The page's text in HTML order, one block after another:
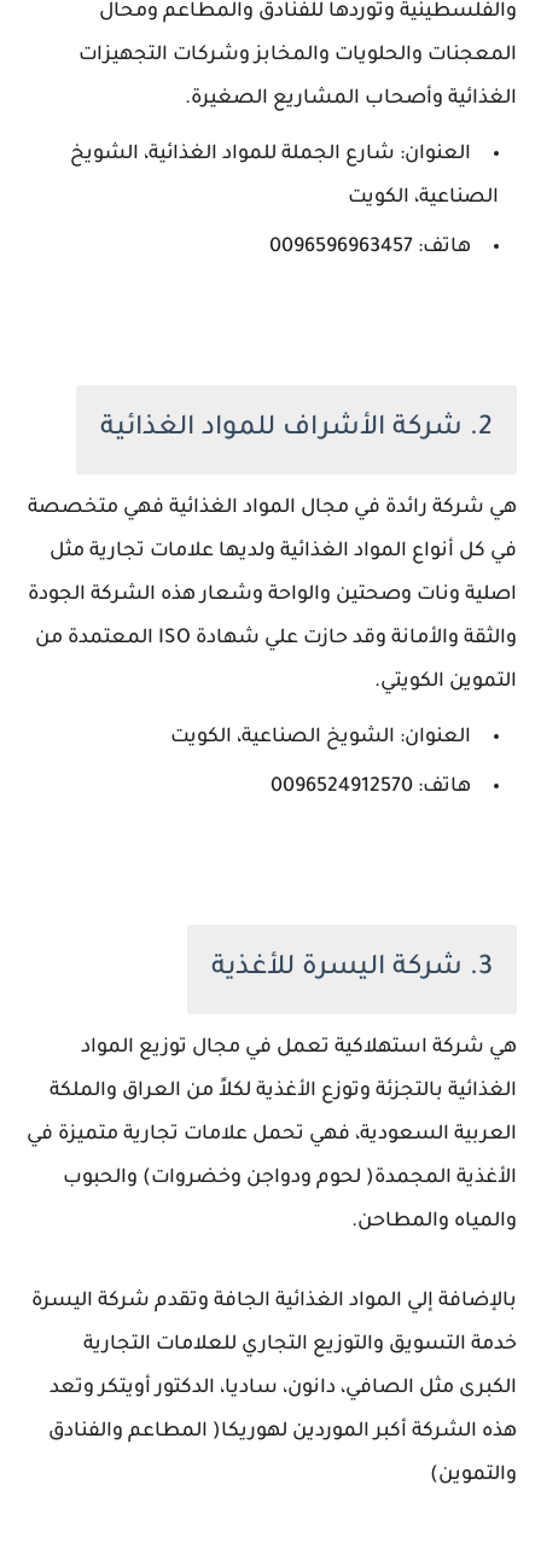
والفلسطينية وتوردها للفنادق والمطاعم ومحال
المعجنات والحلويات والمخابز وشركات التجهيزات
الغذائية وأصحاب المشاريع الصغيرة.
العنوان: شارع الجملة للمواد الغذائية، الشويخ
الصناعية، الكويت
هاتف: 0096596963457
2. شركة الأشراف للمواد الغذائية
هي شركة رائدة في مجال المواد الغذائية فهي متخصصة
في كل أنواع المواد الغذائية ولديها علامات تجارية مثل
اصلية ونات وصحتين والواحة وشعار هذه الشركة الجودة
والثقة والأمانة وقد حازت علي شهادة ISO المعتمدة من
التموين الكويتي.
العنوان: الشويخ الصناعية، الكويت
هاتف: 0096524912570
3. شركة اليسرة للأغذية
هي شركة استهلاكية تعمل في مجال توزيع المواد
الغذائية بالتجزئة وتوزع الأغذية لكلاً من العراق والملكة
العربية السعودية، فهي تحمل علامات تجارية متميزة في
الأغذية المجمدة( لحوم ودواجن وخضروات) والحبوب
والمياه والمطاحن.
بالإضافة إلي المواد الغذائية الجافة وتقدم شركة اليسرة
خدمة التسويق والتوزيع التجاري للعلامات التجارية
الكبرى مثل الصافي، دانون، ساديا، الدكتور أويتكر وتعد
هذه الشركة أكبر الموردين لهوريكا( المطاعم والفنادق
والتموين)